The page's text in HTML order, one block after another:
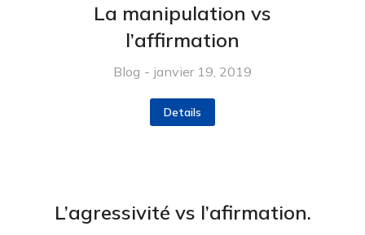
La manipulation vs
l’affirmation
Blog janvier 19, 2019
Details
L’agressivité vs l’afirmation.